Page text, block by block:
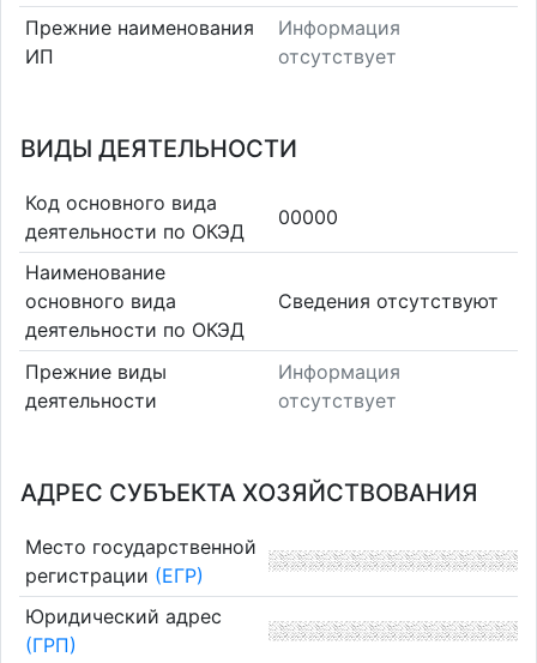
Прежние наименования
ИП
Информация
отсутствует
ВИДЫ ДЕЯТЕЛЬНОСТИ
Код основного вида
деятельности по ОКЭД
00000
Наименование
основного вида
деятельности по ОКЭД
Cведения отсутствуют
Прежние виды
деятельности
Информация
отсутствует
АДРЕС СУБЪЕКТА ХОЗЯЙСТВОВАНИЯ
Место государственной
регистрации (ЕГР)
Юридический адрес
(ГРП)